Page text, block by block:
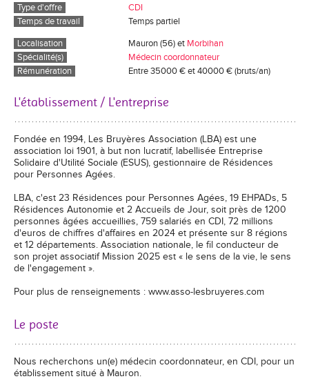
Type d'offre
CDI
Temps de travail
Temps partiel
Localisation
Mauron (56) et Morbihan
Spécialité(s)
Médecin coordonnateur
Rémunération
Entre 35000 € et 40000 € (bruts/an)
L'établissement / L'entreprise
Fondée en 1994, Les Bruyères Association (LBA) est une
association loi 1901, à but non lucratif, labellisée Entreprise
Solidaire d'Utilité Sociale (ESUS), gestionnaire de Résidences
pour Personnes Agées.
LBA, c'est 23 Résidences pour Personnes Agées, 19 EHPADs, 5
Résidences Autonomie et 2 Accueils de Jour, soit près de 1200
personnes âgées accueillies, 759 salariés en CDI, 72 millions
d'euros de chiffres d'affaires en 2024 et présente sur 8 régions
et 12 départements. Association nationale, le fil conducteur de
son projet associatif Mission 2025 est « le sens de la vie, le sens
de l'engagement ».
Pour plus de renseignements : www.asso-lesbruyeres.com
Le poste
Nous recherchons un(e) médecin coordonnateur, en CDI, pour un
établissement situé à Mauron.